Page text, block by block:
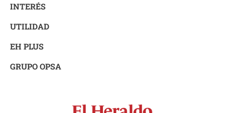
INTERÉS
UTILIDAD
EH PLUS
GRUPO OPSA